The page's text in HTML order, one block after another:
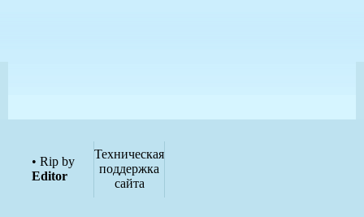
• Rip by
Editor
Техническая
поддержка
сайта